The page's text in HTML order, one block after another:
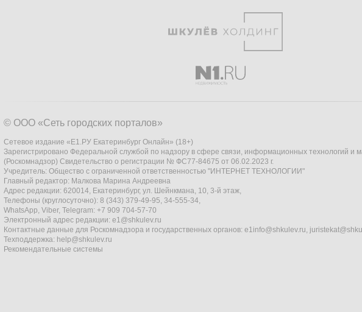
© ООО «Сеть городских порталов»
Сетевое издание «Е1.РУ Екатеринбург Онлайн» (18+)
Зарегистрировано Федеральной службой по надзору в сфере связи, информационных технологий и
(Роскомнадзор) Свидетельство о регистрации № ФС77-84675 от 06.02.2023 г.
Учредитель: Общество с ограниченной ответственностью "ИНТЕРНЕТ ТЕХНОЛОГИИ"
Главный редактор: Малкова Марина Андреевна
Адрес редакции: 620014, Екатеринбург, ул. Шейнкмана, 10, 3-й этаж,
Телефоны (круглосуточно): 8 (343) 379-49-95, 34-555-34,
WhatsApp, Viber, Telegram: +7 909 704-57-70
Электронный адрес редакции: e1@shkulev.ru
Контактные данные для Роскомнадзора и государственных органов: e1info@shkulev.ru,
Техподдержка: help@shkulev.ru
Рекомендательные системы